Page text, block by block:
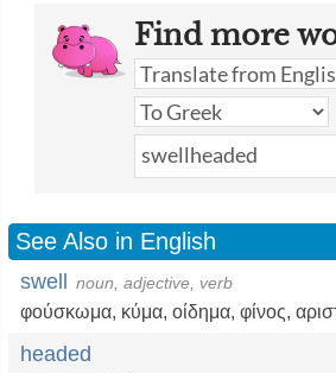
Find more
See Also in English
swell noun, adjective, verb
φούσκωμα, κύμα, οίδημα, φίνος,
headed